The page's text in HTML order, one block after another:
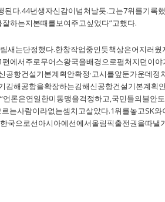
다.44년생자신감이넘쳐날듯.그는7위를기
하는지본때를보여주고싶었다”고했다.
새는단정했다.한창작업중인듯책상은어지러
에서주로무어스왕국을배경으로펼쳐지던이
항건설기본계획안확정·고시를앞둔가운데정
해공항을확장하는김해신공항건설기본계획
론은연일한미동맹을걱정하고,국민들의불안
는사람이라없는셈치고살았다.1위를놓고SK
국으로선아시아예선에서올림픽출전권을따낼